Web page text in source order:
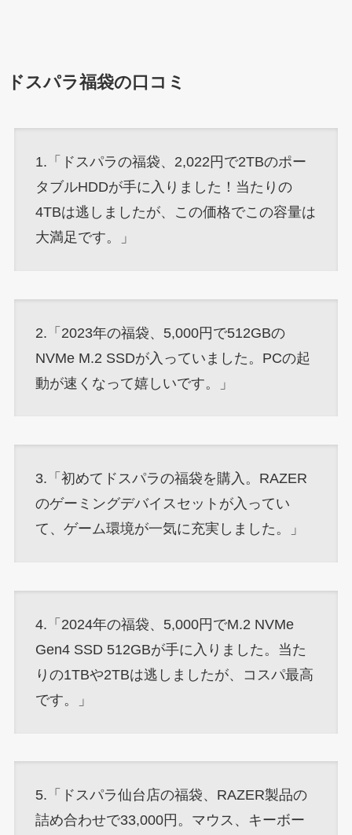
ドスパラ福袋の口コミ
1.「ドスパラの福袋、2,022円で2TBのポー
タブルHDDが手に入りました！当たりの
4TBは逃しましたが、この価格でこの容量は
大満足です。」
2.「2023年の福袋、5,000円で512GBの
NVMe M.2 SSDが入っていました。PCの起
動が速くなって嬉しいです。」
3.「初めてドスパラの福袋を購入。RAZER
のゲーミングデバイスセットが入ってい
て、ゲーム環境が一気に充実しました。」
4.「2024年の福袋、5,000円でM.2 NVMe
Gen4 SSD 512GBが手に入りました。当た
りの1TBや2TBは逃しましたが、コスパ最高
です。」
5.「ドスパラ仙台店の福袋、RAZER製品の
詰め合わせで33,000円。マウス、キーボー